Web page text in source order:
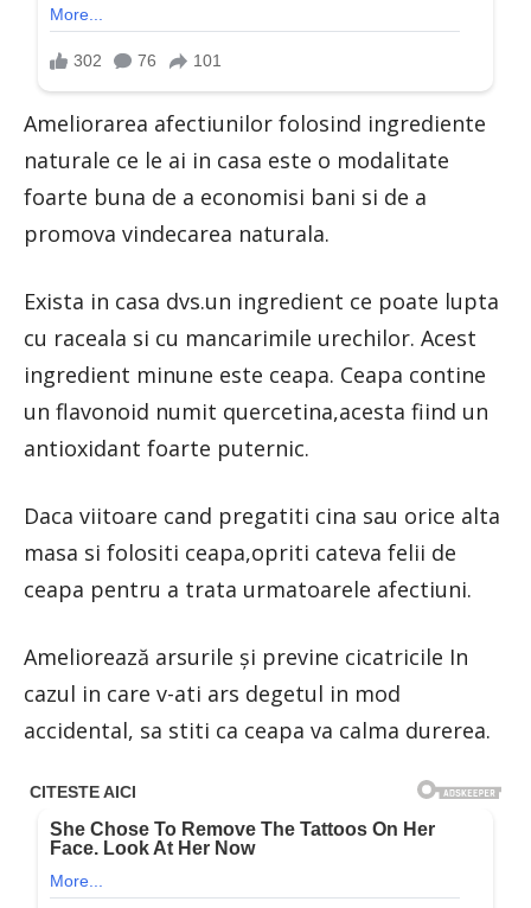
Ameliorarea afectiunilor folosind ingrediente
naturale ce le ai in casa este o modalitate
foarte buna de a economisi bani si de a
promova vindecarea naturala.
Exista in casa dvs.un ingredient ce poate lupta
cu raceala si cu mancarimile urechilor. Acest
ingredient minune este ceapa. Ceapa contine
un flavonoid numit quercetina,acesta fiind un
antioxidant foarte puternic.
Daca viitoare cand pregatiti cina sau orice alta
masa si folositi ceapa,opriti cateva felii de
ceapa pentru a trata urmatoarele afectiuni.
Ameliorează arsurile și previne cicatricile In
cazul in care v-ati ars degetul in mod
accidental, sa stiti ca ceapa va calma durerea.